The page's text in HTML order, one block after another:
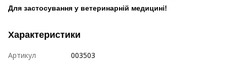
Для застосування у ветеринарній медицині!
Характеристики
Артикул
003503